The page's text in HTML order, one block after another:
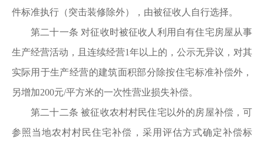
件标准执行（突击装修除外），由被征收人自行选择。
第二十一条 对征收时被征收人利用自有住宅房屋从事
生产经营活动，且连续经营1年以上的，公示无异议，对其
实际用于生产经营的建筑面积部分除按住宅标准补偿外，
另增加200元/平方米的一次性营业损失补偿。
第二十二条 被征收农村村民住宅以外的房屋补偿，可
参照当地农村村民住宅补偿，采用评估方式确定补偿标